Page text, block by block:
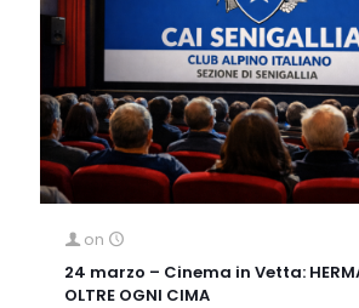
on
24 marzo – Cinema in Vetta:
OLTRE OGNI CIMA